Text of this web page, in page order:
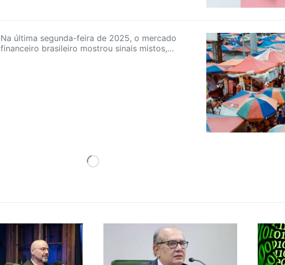
Na última segunda-feira de 2025, o mercado
financeiro brasileiro mostrou sinais mistos,…